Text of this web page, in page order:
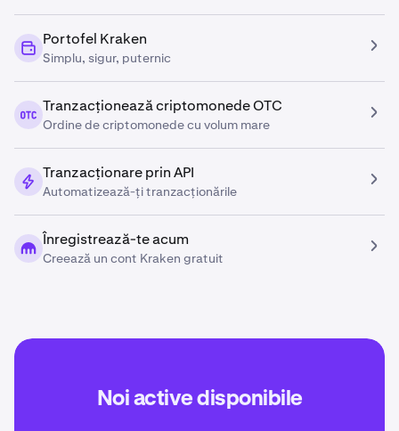
Portofel Kraken
Simplu, sigur, puternic
Tranzacționează criptomonede OTC
Ordine de criptomonede cu volum mare
Tranzacționare prin API
Automatizează-ți tranzacționările
Înregistrează-te acum
Creează un cont Kraken gratuit
Noi active disponibile